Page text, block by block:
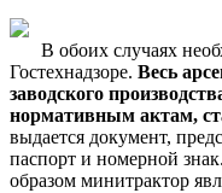
В обоих случаях
Гостехнадзоре. Весь
заводского
нормативным актам,
выдается документ,
паспорт и номерной
образом минитрактор